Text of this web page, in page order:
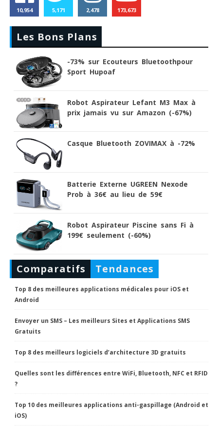
10,954 5,171 2,478 173,673
Les Bons Plans
-73% sur Ecouteurs Bluetoothpour
Sport Hupoaf
Robot Aspirateur Lefant M3 Max à
prix jamais vu sur Amazon (-67%)
Casque Bluetooth ZOVIMAX à -72%
Batterie Externe UGREEN Nexode
Prob à 36€ au lieu de 59€
Robot Aspirateur Piscine sans Fi à
199€ seulement (-60%)
Comparatifs Tendances
Top 8 des meilleures applications médicales pour iOS et
Android
Envoyer un SMS – Les meilleurs Sites et Applications SMS
Gratuits
Top 8 des meilleurs logiciels d’architecture 3D gratuits
Quelles sont les différences entre WiFi, Bluetooth, NFC et RFID
?
Top 10 des meilleures applications anti-gaspillage (Android et
iOS)